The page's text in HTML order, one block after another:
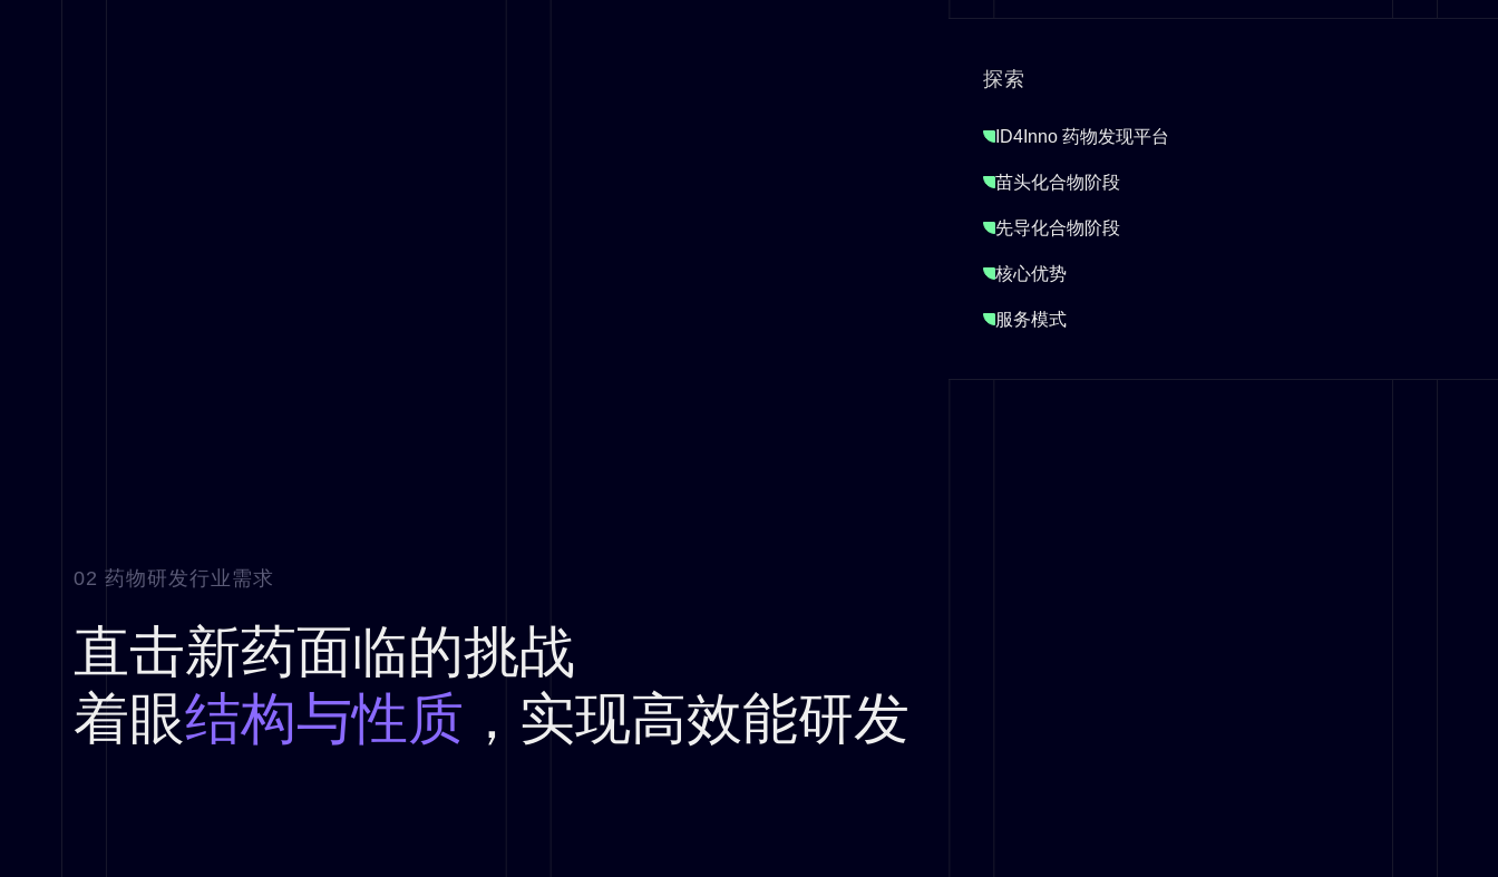
探索
ID4Inno 药物发现平台
苗头化合物阶段
先导化合物阶段
核心优势
服务模式
02 药物研发行业需求
直击新药面临的挑战
着眼结构与性质 ，实现高效能研发